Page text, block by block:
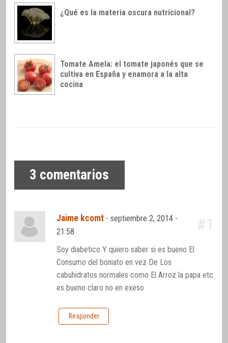
¿Qué es la materia oscura nutricional?
Tomate Amela: el tomate japonés que se
cultiva en España y enamora a la alta
cocina
3 comentarios
Jaime kcomt -septiembre 2, 2014 -
21:58
#1
Soy diabetico Y quiero saber si es bueno El
Consumo del boniato en vez De Los
cabuhidratos normales como El Arroz la papa etc
es bueno claro no en exeso
Responder